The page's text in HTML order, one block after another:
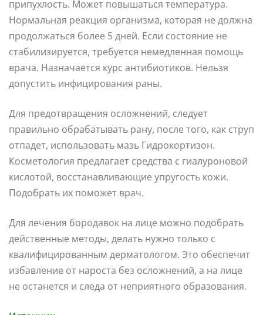
припухлость. Может повышаться температура.
Нормальная реакция организма, которая не должна
продолжаться более 5 дней. Если состояние не
стабилизируется, требуется немедленная помощь
врача. Назначается курс антибиотиков. Нельзя
допустить инфицирования раны.
Для предотвращения осложнений, следует
правильно обрабатывать рану, после того, как струп
отпадет, использовать мазь Гидрокортизон.
Косметология предлагает средства с гиалуроновой
кислотой, восстанавливающие упругость кожи.
Подобрать их поможет врач.
Для лечения бородавок на лице можно подобрать
действенные методы, делать нужно только с
квалифицированным дерматологом. Это обеспечит
избавление от нароста без осложнений, а на лице
не останется и следа от неприятного образования.